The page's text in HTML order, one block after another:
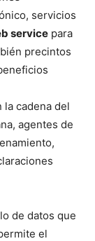
servicios
service para
precintos
cadena del
agentes de
de datos que
el